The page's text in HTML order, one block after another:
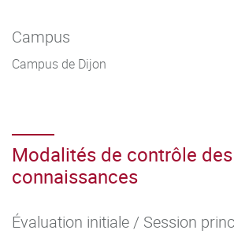
Campus
Campus de Dijon
Modalités de contrôle des
connaissances
Évaluation initiale / Session